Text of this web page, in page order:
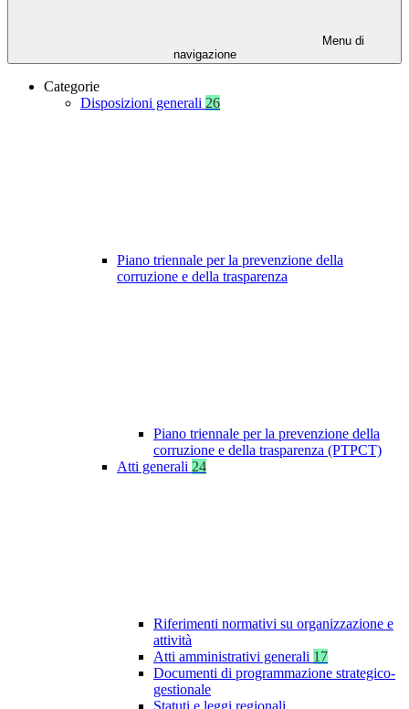
Menu di
navigazione
Categorie
Disposizioni generali 26
Piano triennale per la prevenzione della
corruzione e della trasparenza
Piano triennale per la prevenzione della
corruzione e della trasparenza (PTPCT)
Atti generali 24
Riferimenti normativi su organizzazione e
attività
Atti amministrativi generali 17
Documenti di programmazione strategico-
gestionale